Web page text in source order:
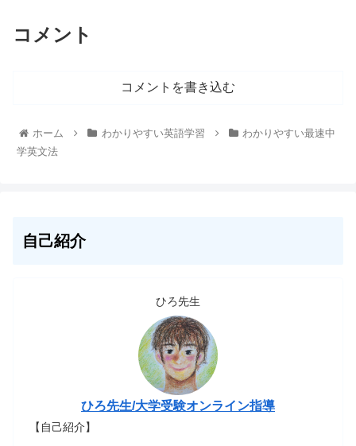
コメント
コメントを書き込む
ホーム わかりやすい英語学習
わかりやすい最速中
学英文法
自己紹介
ひろ先生
ひろ先生/大学受験オンライン指導
【自己紹介】